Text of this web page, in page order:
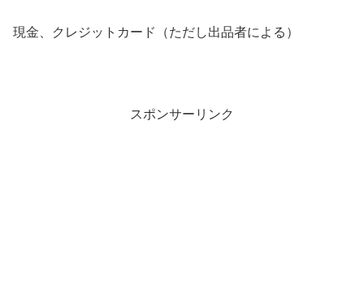
現金、クレジットカード（ただし出品者による）
スポンサーリンク